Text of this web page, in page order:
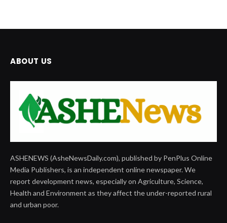
ABOUT US
ASHENEWS (AsheNewsDaily.com), published by PenPlus Online
Media Publishers, is an independent online newspaper. We
report development news, especially on Agriculture, Science,
Health and Environment as they affect the under-reported rural
and urban poor.